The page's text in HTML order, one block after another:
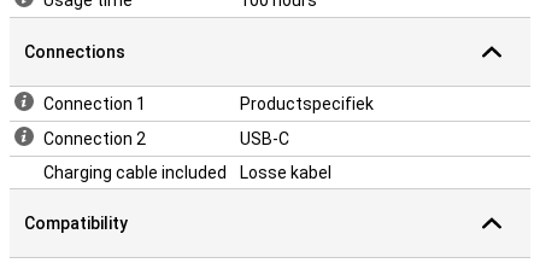
Connections
Connection 1
Productspecifiek
Connection 2
USB-C
Charging cable included
Losse kabel
Compatibility